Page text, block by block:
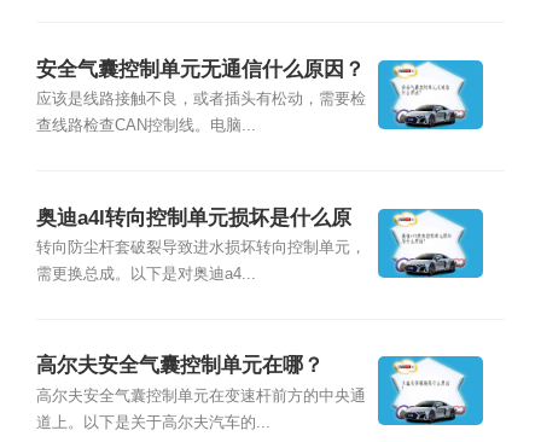
安全气囊控制单元无通信什么原因？
应该是线路接触不良，或者插头有松动，需要检
查线路检查CAN控制线。电脑...
奥迪a4l转向控制单元损坏是什么原
因？
转向防尘杆套破裂导致进水损坏转向控制单元，
需更换总成。以下是对奥迪a4...
高尔夫安全气囊控制单元在哪？
高尔夫安全气囊控制单元在变速杆前方的中央通
道上。以下是关于高尔夫汽车的...